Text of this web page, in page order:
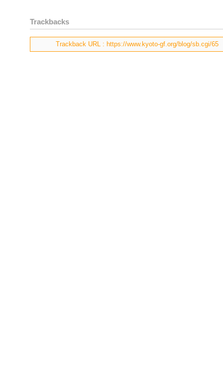
Trackbacks
Trackback URL : https://www.kyoto-gf.org/blog/sb.cgi/65